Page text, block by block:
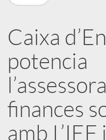
a
r
x
e
Caixa
potencia
finances
amb L’IEF